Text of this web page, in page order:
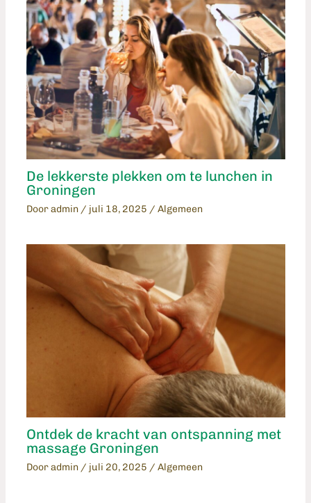
De lekkerste plekken om te lunchen in
Groningen
Door admin / juli 18, 2025 / Algemeen
Ontdek de kracht van ontspanning met
massage Groningen
Door admin / juli 20, 2025 / Algemeen